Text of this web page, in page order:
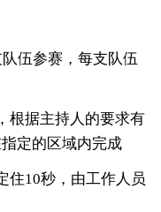
伍参赛，每支队伍
据主持人的要求有
定的区域内完成
10秒，由工作人员